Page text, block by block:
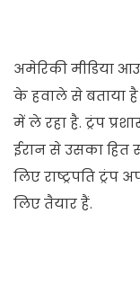
अमेरिकी मीडिया
के हवाले से बताया है
में ले रहा है. ट्रंप
ईरान से उसका
लिए राष्ट्रपति
लिए तैयार हैं.